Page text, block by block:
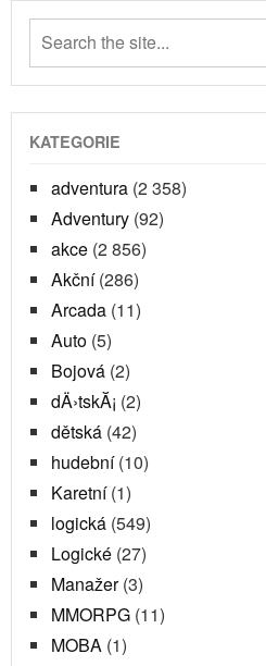
KATEGORIE
adventura (2 358)
Adventury (92)
akce (2 856)
Akční(286)
Arcada (11)
Auto (5)
Bojová (2)
dÄ›tskĂ¡ (2)
dětská (42)
hudební(10)
Karetní(1)
logická (549)
Logické (27)
Manažer(3)
MMORPG (11)
MOBA (1)